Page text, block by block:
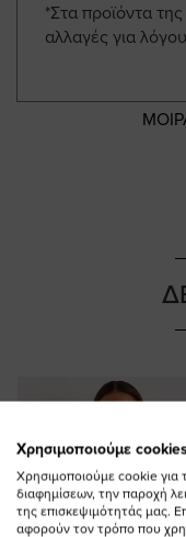
*Στα προϊόντα
αλλαγές για
Χρησιμοποιούμε
Χρησιμοποιούμε cookie για
διαφημίσεων, την παροχή
της επισκεψιμότητάς μας.
αφορούν τον τρόπο που